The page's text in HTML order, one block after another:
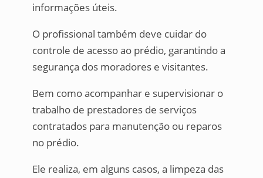
informações úteis.
O profissional também deve cuidar do
controle de acesso ao prédio, garantindo a
segurança dos moradores e visitantes.
Bem como acompanhar e supervisionar o
trabalho de prestadores de serviços
contratados para manutenção ou reparos
no prédio.
Ele realiza, em alguns casos, a limpeza das